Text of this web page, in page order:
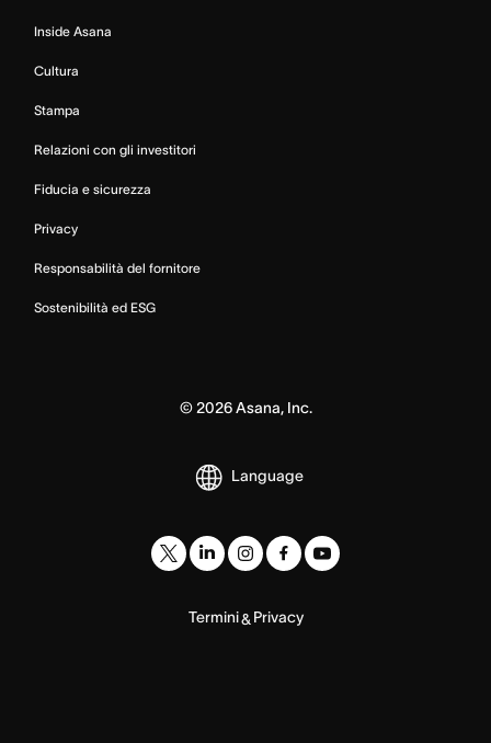
Inside Asana
Cultura
Stampa
Relazioni con gli investitori
Fiducia e sicurezza
Privacy
Responsabilità del fornitore
Sostenibilità ed ESG
© 2026Asana, Inc.
Language
Termini& Privacy